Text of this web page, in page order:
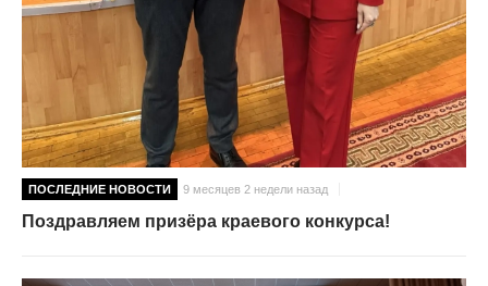
ПОСЛЕДНИЕ НОВОСТИ 9 месяцев 2 недели назад
Поздравляем призёра краевого конкурса!